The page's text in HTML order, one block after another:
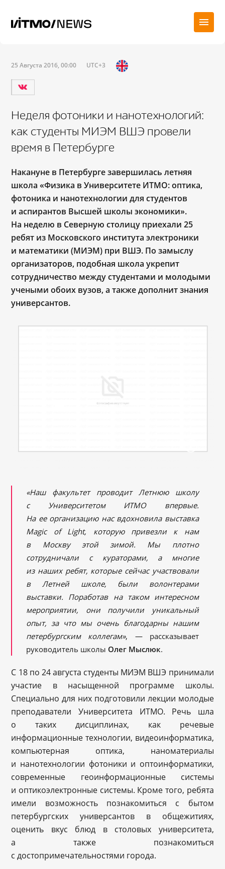
25 Августа 2016, 00:00 UTC+3
Неделя фотоники и нанотехнологий:
как студенты МИЭМ ВШЭ провели
время в Петербурге
Накануне в Петербурге завершилась летняя
школа «Физика в Университете ИТМО: оптика,
фотоника и нанотехнологии для студентов
и аспирантов Высшей школы экономики».
На неделю в Северную столицу приехали 25
ребят из Московского института электроники
и математики (МИЭМ) при ВШЭ. По замыслу
организаторов, подобная школа укрепит
сотрудничество между студентами и молодыми
учеными обоих вузов, а также дополнит знания
универсантов.
«Наш факультет проводит Летнюю школу
с Университетом ИТМО впервые.
На ее организацию нас вдохновила выставка
Magic of Light, которую привезли к нам
в Москву этой зимой. Мы плотно
сотрудничали с кураторами, а многие
из наших ребят, которые сейчас участвовали
в Летней школе, были волонтерами
выставки. Поработав на таком интересном
мероприятии, они получили уникальный
опыт, за что мы очень благодарны нашим
петербургским коллегам», — рассказывает
руководитель школы Олег Мыслюк.
С 18 по 24 августа студенты МИЭМ ВШЭ принимали
участие в насыщенной программе школы.
Специально для них подготовили лекции молодые
преподаватели Университета ИТМО. Речь шла
о таких дисциплинах, как речевые
информационные технологии, видеоинформатика,
компьютерная оптика, наноматериалы
и нанотехнологии фотоники и оптоинформатики,
современные геоинформационные системы
и оптикоэлектронные системы. Кроме того, ребята
имели возможность познакомиться с бытом
петербургских универсантов в общежитиях,
оценить вкус блюд в столовых университета,
а также познакомиться
с достопримечательностями города.